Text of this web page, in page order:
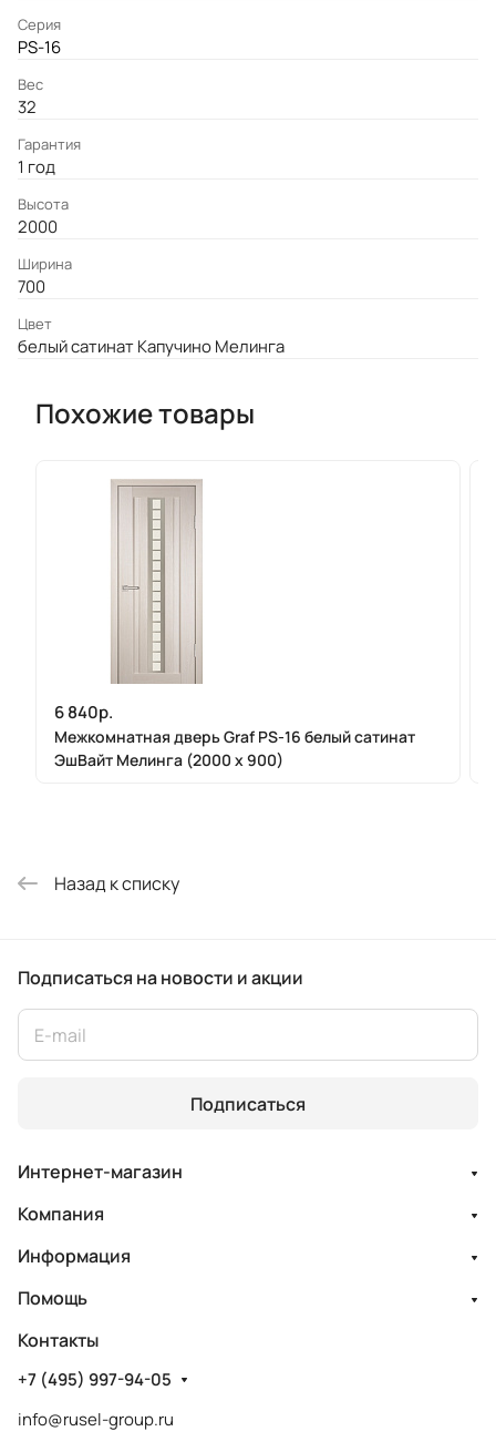
Серия
PS-16
Вес
32
Гарантия
1 год
Высота
2000
Ширина
700
Цвет
белый сатинат Капучино Мелинга
Похожие товары
6 840р.
Межкомнатная дверь Graf PS-16 белый сатинат
ЭшВайт Мелинга (2000 х 900)
Назад к списку
Подписаться на новости и акции
Подписаться
Интернет-магазин
Компания
Информация
Помощь
Контакты
+7 (495) 997-94-05
info@rusel-group.ru